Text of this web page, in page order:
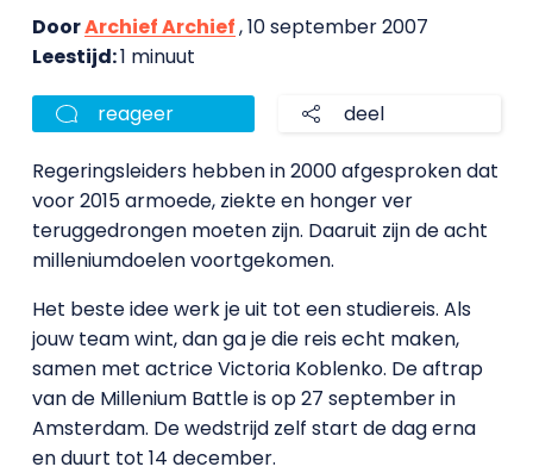
DoorArchief Archief, 10 september 2007
Leestijd:1 minuut
reageer deel
Regeringsleiders hebben in 2000 afgesproken dat
voor 2015 armoede, ziekte en honger ver
teruggedrongen moeten zijn. Daaruit zijn de acht
milleniumdoelen voortgekomen.
Het beste idee werk je uit tot een studiereis. Als
jouw team wint, dan ga je die reis echt maken,
samen met actrice Victoria Koblenko. De aftrap
van de Millenium Battle is op 27 september in
Amsterdam. De wedstrijd zelf start de dag erna
en duurt tot 14 december.